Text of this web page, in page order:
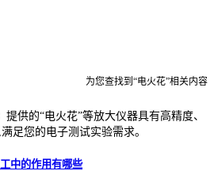
为您查找到“电火花”相关内容
供的“电火花”等放大仪器具有高精度、
足您的电子测试实验需求。
中的作用有哪些